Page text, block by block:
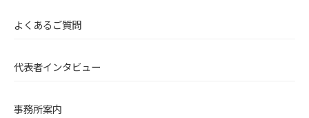
よくあるご質問
代表者インタビュー
事務所案内